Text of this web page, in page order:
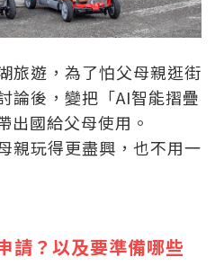
旅遊，為了怕父母親逛街
論後，變把「AI智能摺疊
出國給父母使用。
親玩得更盡興，也不用一
請？以及要準備哪些